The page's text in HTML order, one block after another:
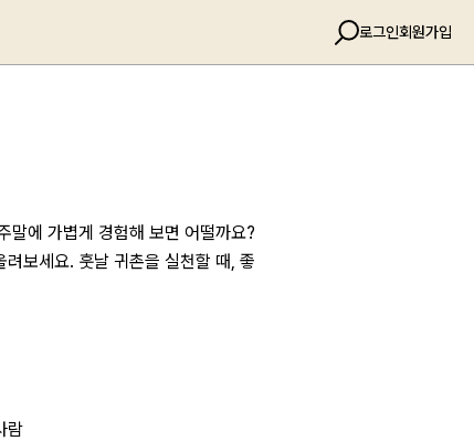
로그인회원가입
말에 가볍게 경험해 보면 어떨까요?
보세요. 훗날 귀촌을 실천할 때, 좋
람